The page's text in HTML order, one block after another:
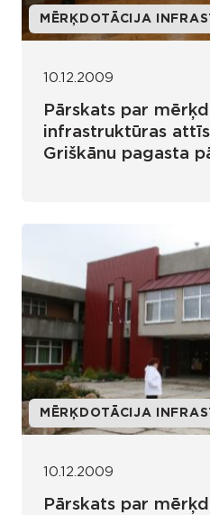
MĒRĶDOTĀCIJA
10.12.2009
Pārskats par
infrastruktūras
Griškānu pagasta
MĒRĶDOTĀCIJA
10.12.2009
Pārskats par